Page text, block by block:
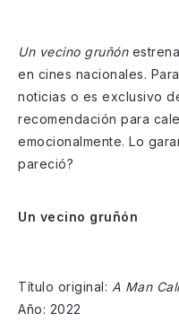
Un vecino gruñón
en cines nacionales.
noticias o es exclusivo
recomendación para
emocionalmente. Lo
pareció?
Un vecino gruñón
Título original: A Man
Año: 2022